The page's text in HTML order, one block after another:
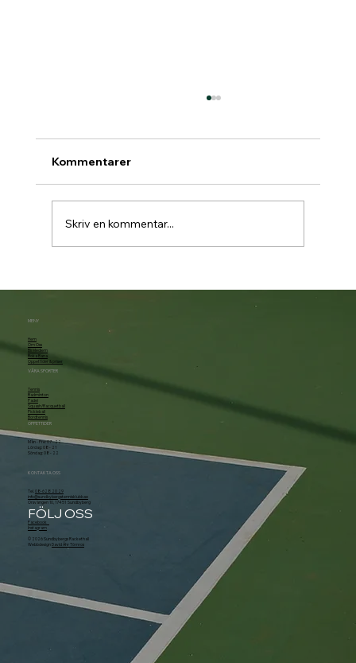
Kommentarer
Skriv en kommentar...
MENY
Hem
Om Oss
Bli Medlem
Boka Bana
Öppettider & priser
VÅRA SPORTER
Tennis
Badminton
Padel
Squash/Racquetball
Pickleball
Bordtennis
ÖPPETTIDER
Mån - Fre: 07 - 22
Lördag: 08 - 21
Söndag: 08 - 22
KONTAKTA OSS
Tel.
08-628 20 29
info@sundbybergstennisklubb.se
Örsvängen 10, 174 51 Sundbyberg
FÖLJ OSS
Facebook
Instagram
© 2026 Sundbybergs Rackethall
Webbdesign David Åhr Törnros